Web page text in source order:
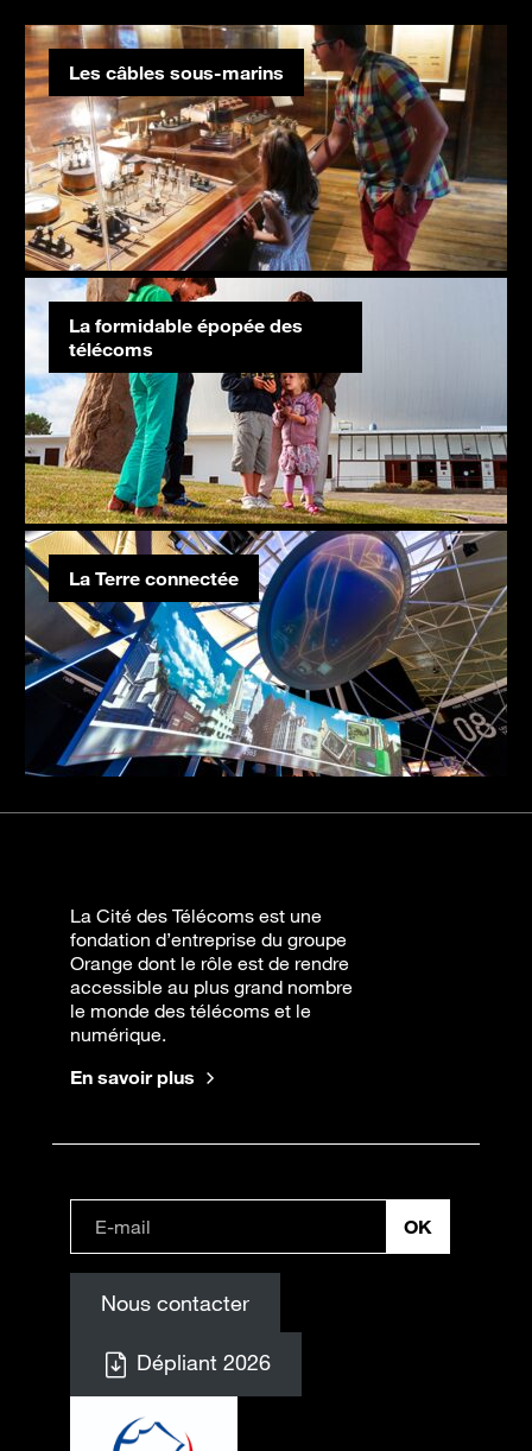
Les câbles sous-marins
La formidable épopée des
télécoms
La Terre connectée
La Cité des Télécoms est une
fondation d’entreprise du groupe
Orange dont le rôle est de rendre
accessible au plus grand nombre
le monde des télécoms et le
numérique.
En savoir plus
Nous contacter
Dépliant 2026